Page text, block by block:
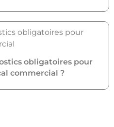
obligatoires pour
commercial ?